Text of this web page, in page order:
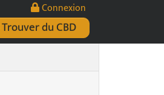
Connexion
du CBD